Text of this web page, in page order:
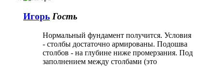
Игорь Гость
Нормальный фундамент получится. Условия
- столбы достаточно армированы. Подошва
столбов - на глубине ниже промерзания. Под
заполнением между столбами (это